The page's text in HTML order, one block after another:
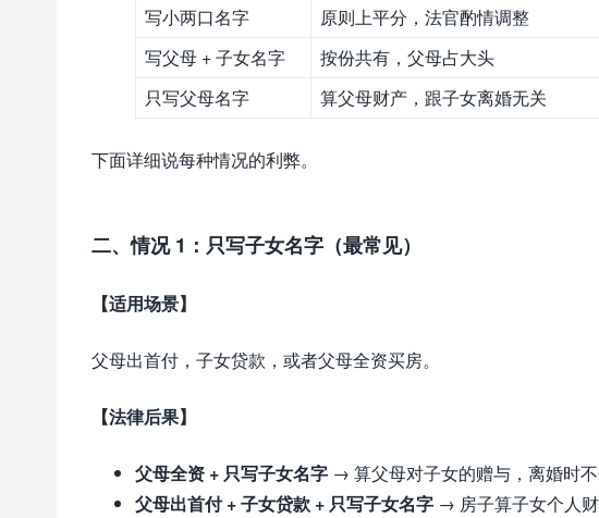
写小两口名字
原则上平分，法官酌情调整
写父母 + 子女名字
按份共有，父母占大头
只写父母名字
算父母财产，跟子女离婚无关
下面详细说每种情况的利弊。
二、情况 1：只写子女名字（最常见）
【适用场景】
父母出首付，子女贷款，或者父母全资买房。
【法律后果】
父母全资 + 只写子女名字 → 算父母对子女的赠与，离婚时
父母出首付 + 子女贷款 + 只写子女名字 → 房子算子女个人